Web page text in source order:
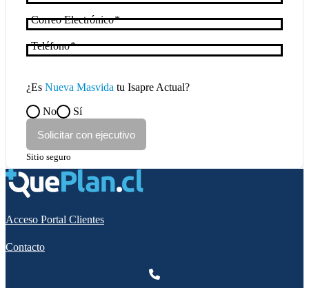
Correo Electrónico
Teléfono
¿Es Nueva Masvida tu Isapre Actual?
No
Sí
Solicitar con ejecutivo
Sitio seguro
Acceso Portal Clientes
Contacto